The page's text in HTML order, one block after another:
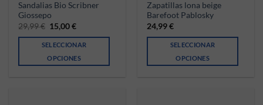
Sandalias Bio Scribner
Giossepo
29,99€ El precio original era: 29,99 €.
15,00€El precio actual es: 15,00 €.
SELECCIONAR
OPCIONES
Zapatillas lona beige
Barefoot Pablosky
24,99€
SELECCIONAR
OPCIONES